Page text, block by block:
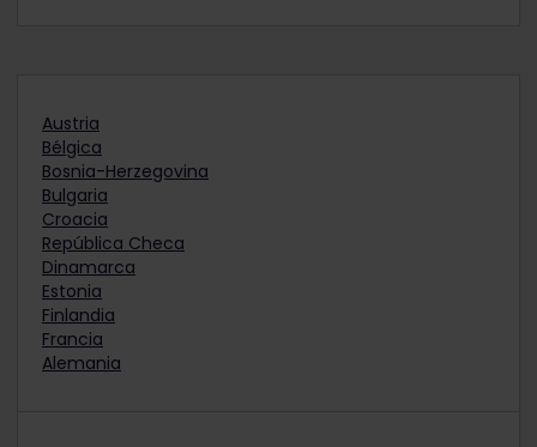
Austria
Bélgica
Bosnia-Herzegovina
Bulgaria
Croacia
República Checa
Dinamarca
Estonia
Finlandia
Francia
Alemania